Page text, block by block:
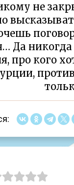
не
Да
про кого